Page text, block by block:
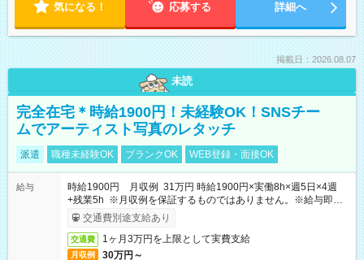
気になる！ 応募する 詳細へ
掲載日：2026.08.07
未読
完全在宅＊時給1900円！未経験OK！SNSチー
ムでアーティスト写真のレタッチ
派遣 職種未経験OK ブランクOK WEB登録・面接OK
給与
時給1900円 月収例 31万円 時給1900円×実働8h×週5日×4週
+残業5h ※月収例を保証するものではありません。※給与即受
取りサービス利用可（利用条件有）
交通費別途支給あり
交通費 1ヶ月3万円を上限として実費支給
月収例 30万円～